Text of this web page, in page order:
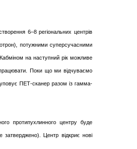
6–8 регіональних центрів
потужними суперсучасними
на наступний рік можливе
Поки що ми відчуваємо
ПЕТ-сканер разом із гамма-
протипухлинного центру буде
затверджено). Центр відкриє нові